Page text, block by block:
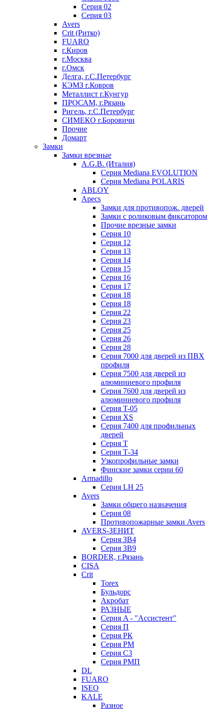
Серия 02
Серия 03
Avers
Crit (Ритко)
FUARO
г.Киров
г.Москва
г.Омск
Делга, г.С.Петербург
КЭМЗ г.Ковров
Металлист г.Кунгур
ПРОСАМ, г.Рязань
Ригель, г.С.Петербург
СИМЕКО г.Боровичи
Прочие
Домарт
Замки
Замки врезные
A.G.B. (Италия)
Серия Mediana EVOLUTION
Серия Mediana POLARIS
ABLOY
Apecs
Замки для противопож. дверей
Замки с роликовым фиксатором
Прочие врезные замки
Серия 10
Серия 12
Серия 13
Серия 14
Серия 15
Серия 16
Серия 17
Серия 18
Серия 18
Серия 22
Серия 23
Серия 25
Серия 26
Серия 28
Серия 7000 для дверей из ПВХ
профиля
Серия 7500 для дверей из
алюминиевого профиля
Серия 7600 для дверей из
алюминиевого профиля
Серия T-05
Серия XS
Серия 7400 для профильных
дверей
Серия Т
Серия Т-34
Узкопрофильные замки
Финские замки серии 60
Armadillo
Серия LH 25
Avers
Замки общего назначения
Серия 08
Противопожарные замки Avers
AVERS-ЗЕНИТ
Серия ЗВ4
Серия ЗВ9
BORDER, г.Рязань
CISA
Crit
Torex
Бульдорс
Акробат
РАЗНЫЕ
Серия A - "Ассистент"
Серия П
Серия РК
Серия РМ
Серия С3
Серия РМП
DL
FUARO
ISEO
KALE
Разное